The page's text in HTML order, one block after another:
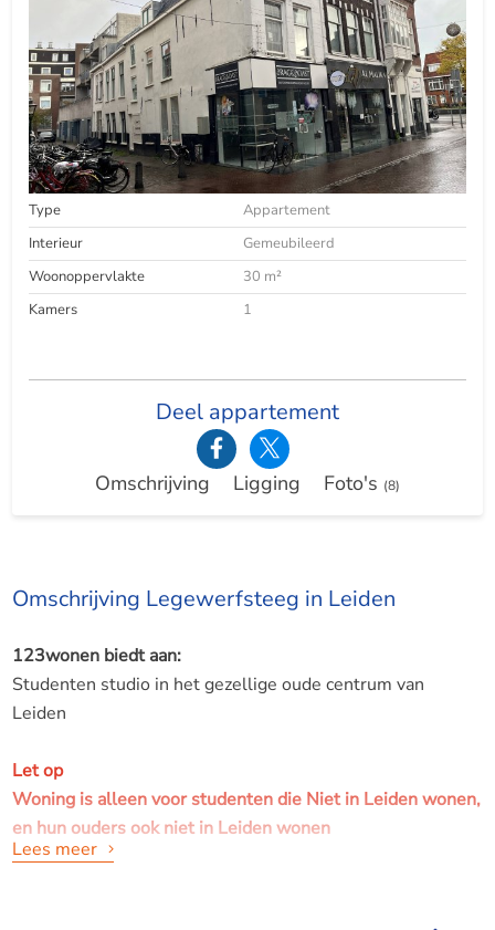
Type
Appartement
Interieur
Gemeubileerd
Woonoppervlakte
30 m²
Kamers
1
Deel appartement
Omschrijving Ligging Foto's (8)
Omschrijving Legewerfsteeg in Leiden
123wonen biedt aan:
Studenten studio in het gezellige oude centrum van
Leiden
Let op
Woning is alleen voor studenten die Niet in Leiden wonen,
en hun ouders ook niet in Leiden wonen
Lees meer